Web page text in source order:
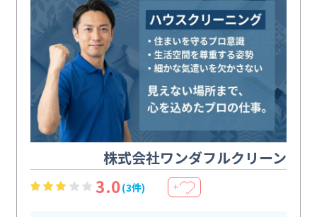
株式会社ワンダフルクリーン
3.0(3件) ＋